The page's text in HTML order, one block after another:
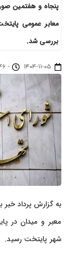
پنجاه و هفتمین
معابر عمومی
بررسی شد.
۱۴۰۴-۱۱-۰۵ - ۱۳:۴۶
معبر و میدان در
شهر پایتخت رسید.